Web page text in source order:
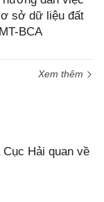
sở dữ liệu đất
BCA
Xem thêm
Hải quan về